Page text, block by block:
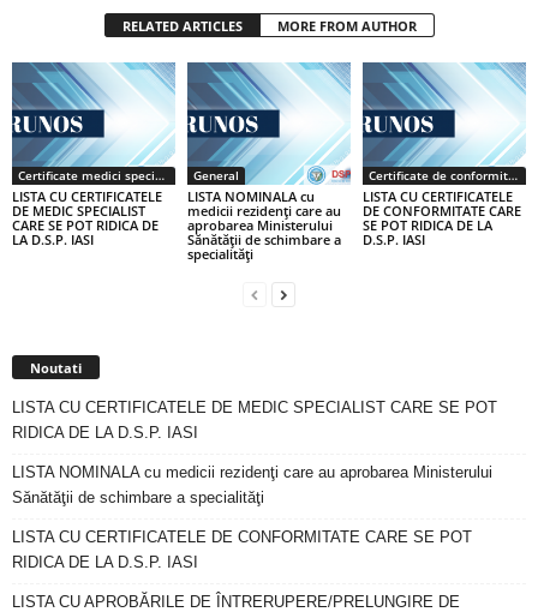
RELATED ARTICLES MORE FROM AUTHOR
Certificate medici specialiști / primari
LISTA CU CERTIFICATELE
DE MEDIC SPECIALIST
CARE SE POT RIDICA DE
LA D.S.P. IASI
General
LISTA NOMINALA cu
medicii rezidenţi care au
aprobarea Ministerului
Sănătăţii de schimbare a
specialităţi
Certificate de conformitate
LISTA CU CERTIFICATELE
DE CONFORMITATE CARE
SE POT RIDICA DE LA
D.S.P. IASI
Noutati
LISTA CU CERTIFICATELE DE MEDIC SPECIALIST CARE SE POT
RIDICA DE LA D.S.P. IASI
LISTA NOMINALA cu medicii rezidenţi care au aprobarea Ministerului
Sănătăţii de schimbare a specialităţi
LISTA CU CERTIFICATELE DE CONFORMITATE CARE SE POT
RIDICA DE LA D.S.P. IASI
LISTA CU APROBĂRILE DE ÎNTRERUPERE/PRELUNGIRE DE